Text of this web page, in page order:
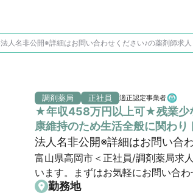
法人名非公開※詳細はお問い合わせください♪の薬剤師求人
調剤薬局 正社員 適正認定事業者
★年収458万円以上可★残業少
康維持のため生活全般に関わり
法人名非公開※詳細はお問い合
富山県高岡市＜正社員/調剤薬局求
います。まずはお気軽にお問い合
勤務地